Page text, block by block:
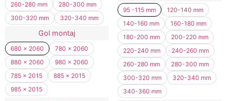
260-280 mm
280-300 mm
300-320 mm
320-340 mm
Gol montaj
680 x 2060
780 x 2060
880 x 2060
980 x 2060
785 x 2015
885 x 2015
985 x 2015
95 -115 mm
120-140 mm
140-160 mm
160-180 mm
180-200 mm
200-220 mm
220-240 mm
240-260 mm
260-280 mm
280-300 mm
300-320 mm
320-340 mm
340-360 mm